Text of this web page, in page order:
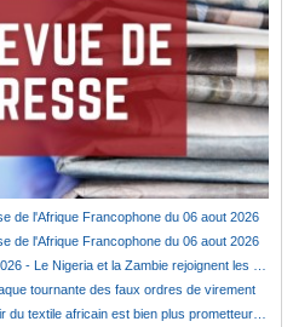
de l'Afrique Francophone du 06 aout 2026
de l'Afrique Francophone du 06 aout 2026
Le Nigeria et la Zambie rejoignent les quarts de finale
tournante des faux ordres de virement
africain est bien plus prometteur que ne le laissent penser les chiffres